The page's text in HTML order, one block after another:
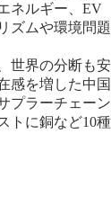
ネルギー、EV
ズムや環境問題
世界の分断も安
感を増した中国
プラーチェーン
トに銅など10種